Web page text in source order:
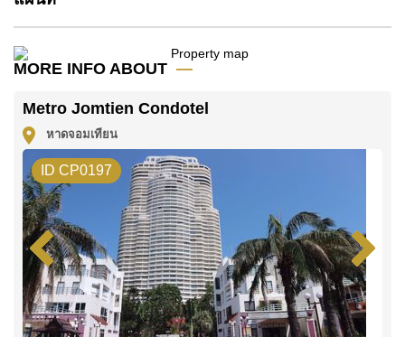
ค้นพบโอกาสในการทำให้ที่อยู่อาศัยนี้เป็นบ้านในฝันของ
คุณ!
ติดต่อ Cornerstone Real Estate โทร +6638411250
หรือ อีเมล
info@cornerstone.co.th
WhatsApp ของสำนักงาน:
@cornerstonepattaya
MORE INFO ABOUT
Metro Jomtien Condotel
หาดจอมเทียน
ID CP0197